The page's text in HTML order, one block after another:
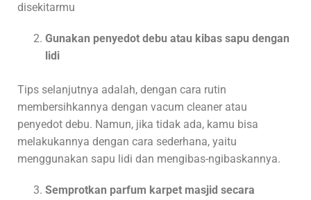
disekitarmu
Gunakan penyedot debu atau kibas sapu dengan
lidi
Tips selanjutnya adalah, dengan cara rutin
membersihkannya dengan vacum cleaner atau
penyedot debu. Namun, jika tidak ada, kamu bisa
melakukannya dengan cara sederhana, yaitu
menggunakan sapu lidi dan mengibas-ngibaskannya.
Semprotkan parfum karpet masjid secara